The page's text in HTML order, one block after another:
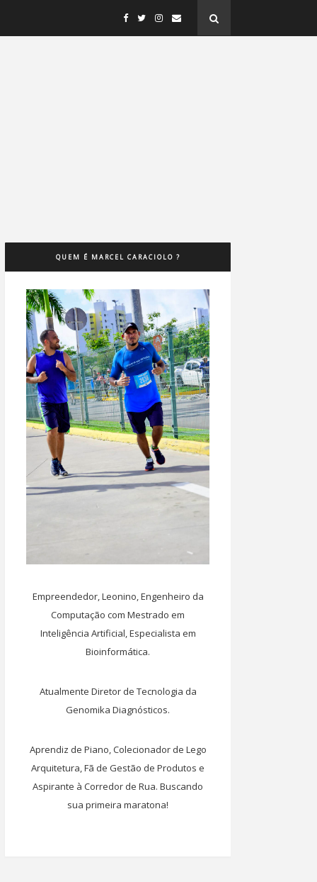
QUEM É MARCEL CARACIOLO ?
Empreendedor, Leonino, Engenheiro da
Computação com Mestrado em
Inteligência Artificial, Especialista em
Bioinformática.
Atualmente Diretor de Tecnologia da
Genomika Diagnósticos.
Aprendiz de Piano, Colecionador de Lego
Arquitetura, Fã de Gestão de Produtos e
Aspirante à Corredor de Rua. Buscando
sua primeira maratona!